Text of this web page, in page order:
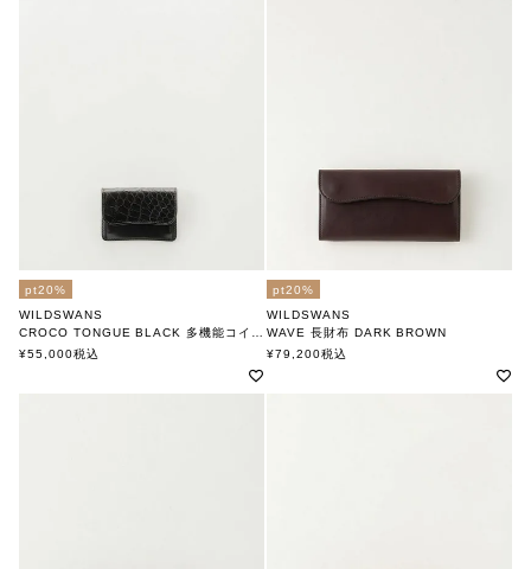
pt20%
WILDSWANS
CROCO TONGUE BLACK 多機能コインケース
ワイルドスワンズ
¥55,000税込
pt20%
WILDSWANS
WAVE 長財布 DARK BROWN
ワイルドスワンズ
¥79,200税込